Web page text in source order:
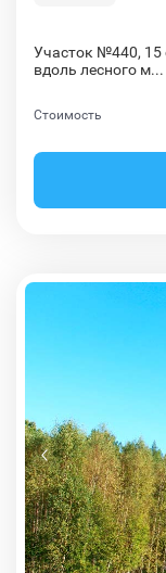
Стоимость
Участок №440, 15
вдоль лесного м...